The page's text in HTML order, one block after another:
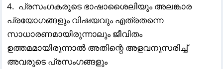
4. പ്രസംഗകരുടെ ഭാഷാശൈലിയും അലങ്കാര
പ്രയോഗങ്ങളും വിഷയവും എത്രതന്നെ
സാധാരണമായിരുന്നാലും ജീവിതം
ഉത്തമമായിരുന്നാൽ അതിന്റെ അളവനുസരിച്ച്‌
അവരുടെ പ്രസംഗങ്ങളും